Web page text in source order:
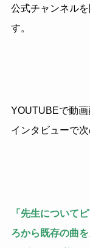
公式チャンネル
す。
YOUTUBEで動画
インタビューで
「先生について
ろから既存の曲